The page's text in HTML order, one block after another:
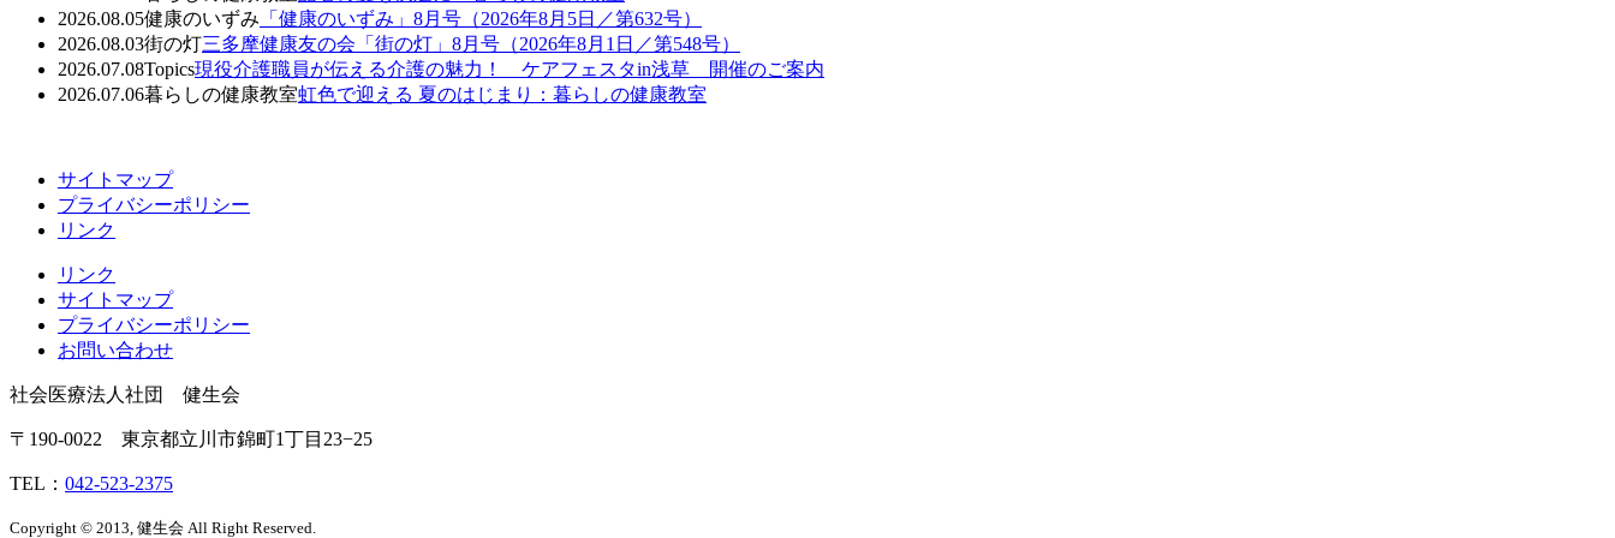
2026.08.05健康のいずみ 「健康のいずみ」8月号（2026年8月5日／第632号）
2026.08.03街の灯三多摩健康友の会「街の灯」8月号（2026年8月1日／第548号）
2026.07.08Topics現役介護職員が伝える介護の魅力！ ケアフェスタin浅草 開催のご案内
2026.07.06暮らしの健康教室虹色で迎える 夏のはじまり：暮らしの健康教室
サイトマップ
プライバシーポリシー
リンク
リンク
サイトマップ
プライバシーポリシー
お問い合わせ
社会医療法人社団 健生会
〒190-0022 東京都立川市錦町1丁目23−25
TEL： 042-523-2375
Copyright © 2013, 健生会 All Right Reserved.